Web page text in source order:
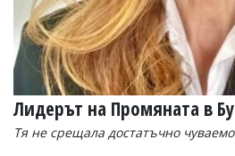
Лидерът на Промяната в
Тя не срещала достатъчно